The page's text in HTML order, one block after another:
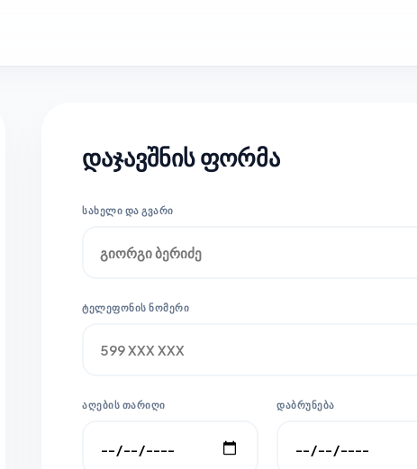
დაჯავშნის ფორმა
ᲡᲐᲮᲔᲚᲘ ᲓᲐ ᲒᲕᲐᲠᲘ
ᲢᲔᲚᲔᲤᲝᲜᲘᲡ ᲜᲝᲛᲔᲠᲘ
ᲐᲦᲔᲑᲘᲡ ᲗᲐᲠᲘᲦᲘ ᲓᲐᲑᲠᲣᲜᲔᲑᲐ